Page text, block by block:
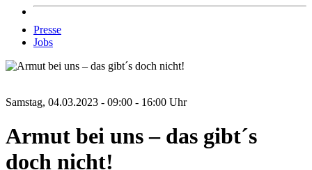
Presse
Jobs
Samstag, 04.03.2023 - 09:00 - 16:00 Uhr
Armut bei uns – das gibt´s
doch nicht!